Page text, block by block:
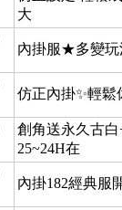
大
內掛服★多變
仿正內掛✨輕鬆
創角送永久古
25~24H在
內掛182經典服